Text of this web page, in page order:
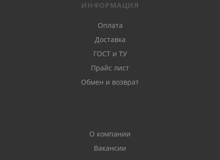
ИНФОРМАЦИЯ
Оплата
Доставка
ГОСТ и ТУ
Прайс лист
Обмен и возврат
О компании
Вакансии